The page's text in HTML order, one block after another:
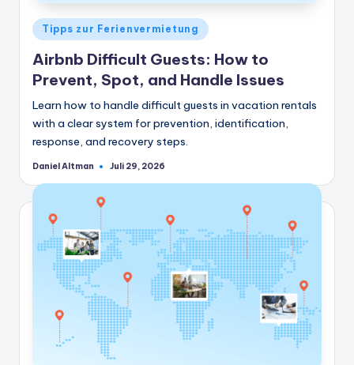
Veröffentlicht
in
Tipps zur Ferienvermietung
Airbnb Difficult Guests: How to
Prevent, Spot, and Handle Issues
Learn how to handle difficult guests in vacation rentals
with a clear system for prevention, identification,
response, and recovery steps.
Geschrieben
Daniel Altman Juli 29, 2026